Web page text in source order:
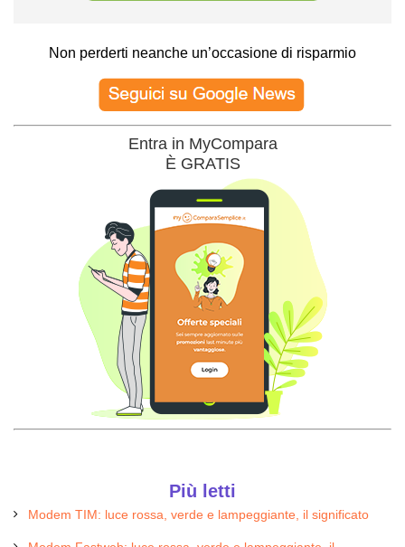
Non perderti neanche un’occasione di risparmio
Entra in MyCompara
È GRATIS
Più letti
Modem TIM: luce rossa, verde e lampeggiante, il significato